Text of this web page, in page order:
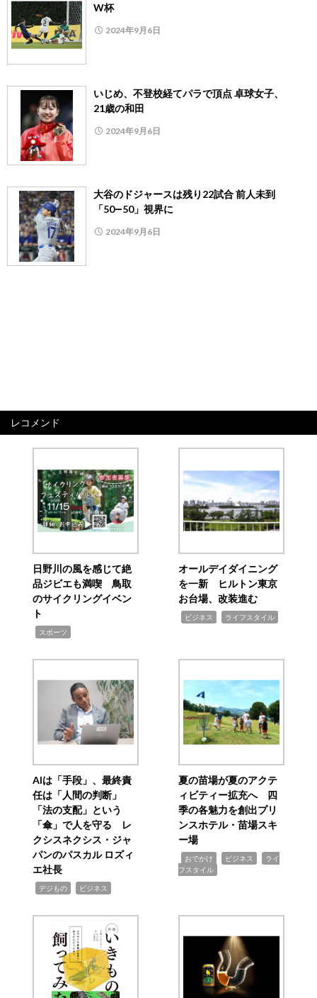
W杯
2024年9月6日
いじめ、不登校経てパラで頂点 卓球女子、
21歳の和田
2024年9月6日
大谷のドジャースは残り22試合 前人未到
「50―50」視界に
2024年9月6日
レコメンド
日野川の風を感じて絶
品ジビエも満喫 鳥取
のサイクリングイベン
ト
スポーツ
オールデイダイニング
を一新 ヒルトン東京
お台場、改装進む
ビジネス ライフスタイル
AIは「手段」、最終責
任は「人間の判断」
「法の支配」という
「傘」で人を守る レ
クシスネクシス・ジャ
パンのパスカル ロズィ
エ社長
デジもの ビジネス
夏の苗場が夏のアクテ
ィビティー拡充へ 四
季の各魅力を創出プリ
ンスホテル・苗場スキ
ー場
おでかけ ビジネス
ライ
フスタイル